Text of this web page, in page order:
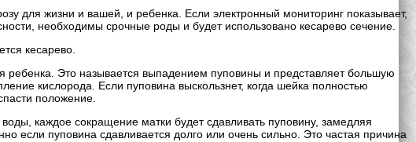
для жизни и вашей, и ребенка. Если электронный мониторинг показывает,
необходимы срочные роды и будет использовано кесарево сечение.
кесарево.
Это называется выпадением пуповины и представляет большую
кислорода. Если пуповина выскользнет, когда шейка полностью
положение.
каждое сокращение матки будет сдавливать пуповину, замедляя
если пуповина сдавливается долго или очень сильно. Это частая причина